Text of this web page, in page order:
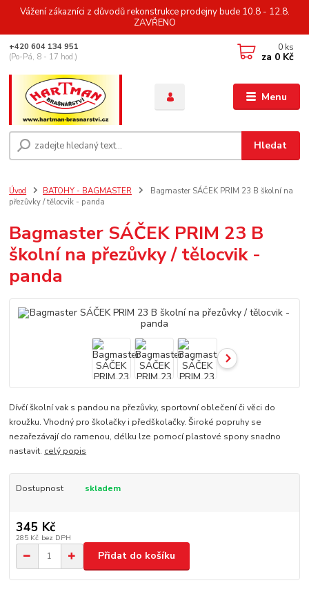
Vážení zákazníci z důvodů rekonstrukce prodejny bude 10.8 - 12.8.
ZAVŘENO
Menu
Hledat
+420 604 134 951
(Po-Pá, 8 - 17 hod.)
0 ks
za 0 Kč
Úvod BATOHY - BAGMASTER
Bagmaster SÁČEK PRIM 23 B školní na
přezůvky / tělocvik - panda
Bagmaster SÁČEK PRIM 23 B
školní na přezůvky / tělocvik -
panda
Dívčí školní vak s pandou na přezůvky, sportovní oblečení či věci do
kroužku. Vhodný pro školačky i předškolačky. Široké popruhy se
nezařezávají do ramenou, délku lze pomocí plastové spony snadno
nastavit. celý popis
Dostupnost skladem
345 Kč
285 Kč bez DPH
Přidat do košíku